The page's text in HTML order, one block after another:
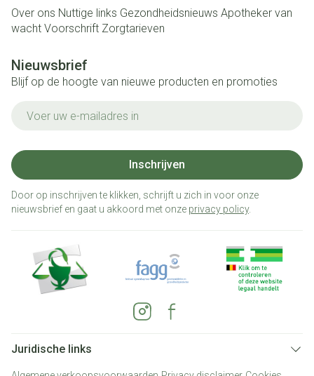
Over ons Nuttige links Gezondheidsnieuws Apotheker van
wacht Voorschrift Zorgtarieven
Nieuwsbrief
Blijf op de hoogte van nieuwe producten en promoties
Inschrijven
Door op inschrijven te klikken, schrijft u zich in voor onze
nieuwsbrief en gaat u akkoord met onze privacy policy.
Juridische links